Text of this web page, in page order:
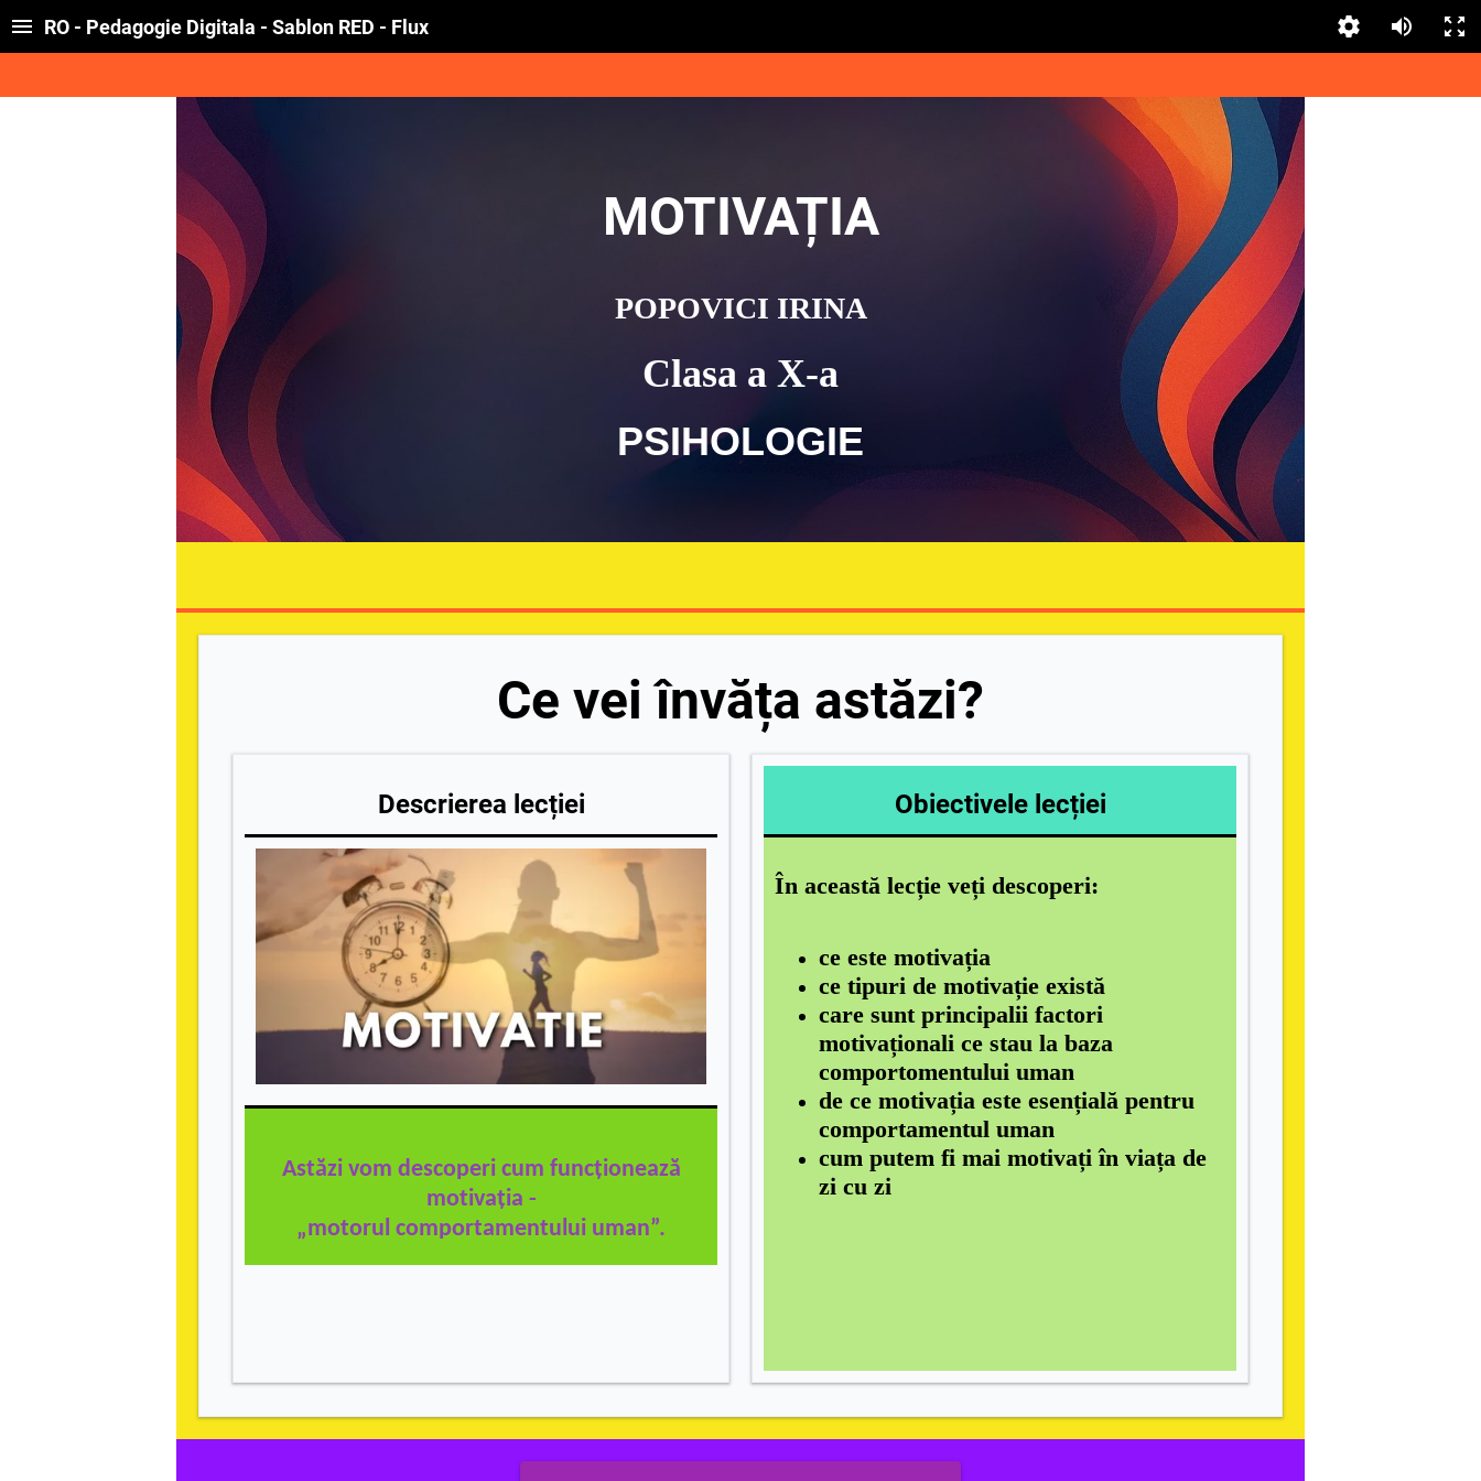
RO - Pedagogie Digitala - Sablon RED - Flux
MOTIVAȚIA
POPOVICI IRINA
Clasa a X-a
PSIHOLOGIE
Ce vei învăța astăzi?
Descrierea lecției
Astăzi vom descoperi cum funcționează
motivația -
„motorul comportamentului uman”.
Obiectivele lecției
În această lecție veți descoperi:
ce este motivația
ce tipuri de motivație există
care sunt principalii factori
motivaționali ce stau la baza
comportomentului uman
de ce motivația este esențială pentru
comportamentul uman
cum putem fi mai motivați în viața de
zi cu zi